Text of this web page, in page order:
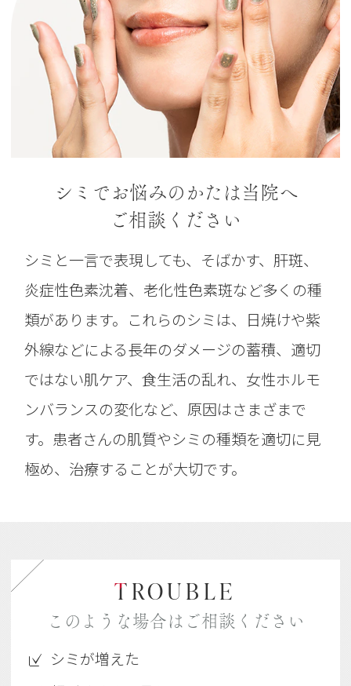
シミでお悩みのかたは当院へ
ご相談ください
シミと一言で表現しても、そばかす、肝斑、
炎症性色素沈着、老化性色素斑など多くの種
類があります。これらのシミは、日焼けや紫
外線などによる長年のダメージの蓄積、適切
ではない肌ケア、食生活の乱れ、女性ホルモ
ンバランスの変化など、原因はさまざまで
す。患者さんの肌質やシミの種類を適切に見
極め、治療することが大切です。
TROUBLE
このような場合はご相談ください
シミが増えた